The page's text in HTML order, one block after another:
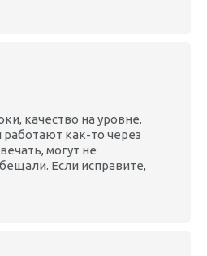
качество на уровне.
как-то через
могут не
Если исправите,